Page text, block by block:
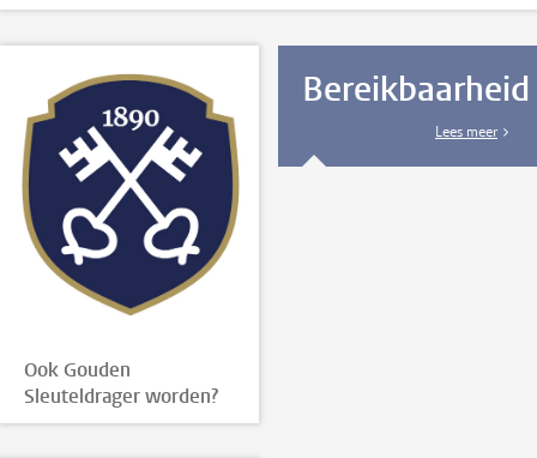
Ook Gouden
Sleuteldrager worden?
Bereikbaarheid
Lees meer